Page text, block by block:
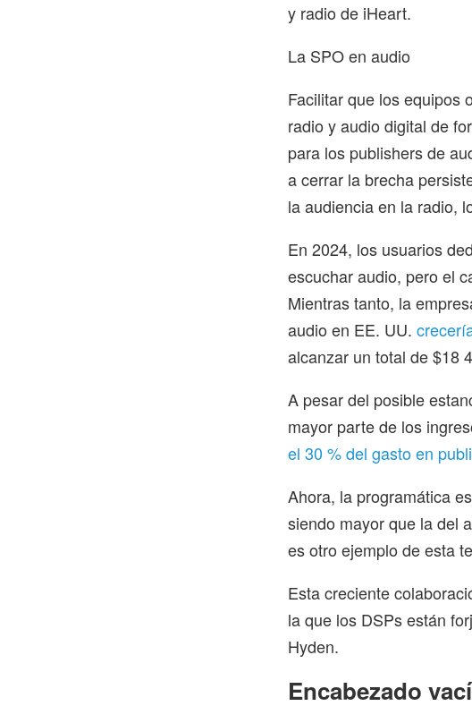
y radio de iHeart.
La SPO en audio
Facilitar que los equipos
radio y audio digital de
para los publishers de
a cerrar la brecha
la audiencia en la radio,
En 2024, los usuarios
escuchar audio, pero el
Mientras tanto, la
audio en EE. UU.
alcanzar un total de $18
A pesar del posible
mayor parte de los
el 30 % del gasto en
Ahora, la programática
siendo mayor que la del
es otro ejemplo de esta
Esta creciente
la que los DSPs están
Hyden.
Encabezado